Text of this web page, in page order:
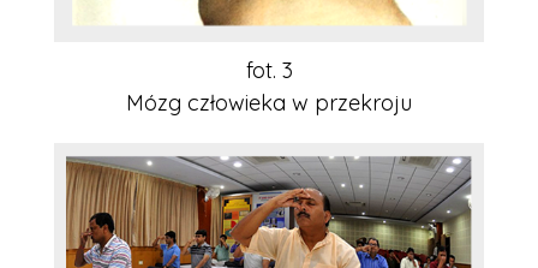
fot. 3
Mózg człowieka w przekroju